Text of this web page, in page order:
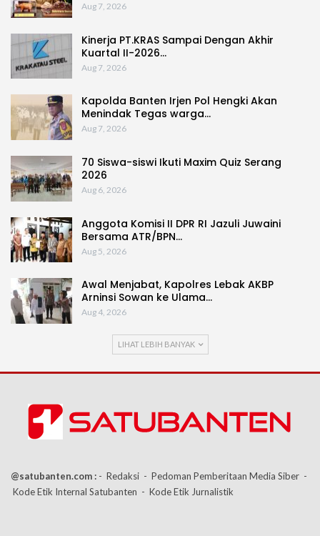
Aug 7, 2026
Kinerja PT.KRAS Sampai Dengan Akhir
Kuartal II-2026…
Aug 7, 2026
Kapolda Banten Irjen Pol Hengki Akan
Menindak Tegas warga…
Aug 7, 2026
70 Siswa-siswi Ikuti Maxim Quiz Serang
2026
Aug 6, 2026
Anggota Komisi II DPR RI Jazuli Juwaini
Bersama ATR/BPN…
Aug 5, 2026
Awal Menjabat, Kapolres Lebak AKBP
Arninsi Sowan ke Ulama…
Aug 4, 2026
LIHAT LEBIH BANYAK
@satubanten.com : - Redaksi - Pedoman Pemberitaan Media Siber -
Kode Etik Internal Satubanten - Kode Etik Jurnalistik